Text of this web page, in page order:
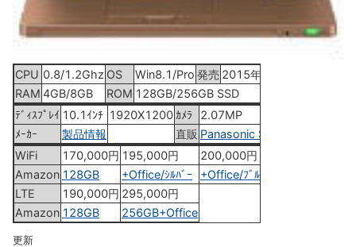
CPU 0.8/1.2Ghz OS Win8.1/Pro 発売 2015年6月12日
RAM 4GB/8GB ROM 128GB/256GB SSD
ﾃﾞｨｽﾌﾟﾚｲ 10.1ｲﾝﾁ 1920X1200 ｶﾒﾗ
2.07MP
ﾒｰｶｰ
製品情報 直販 Panasonic Store
WiFi
170,000円 195,000円 200,000円
Amazon 128GB +Office/ｼﾙﾊﾞｰ +Office/ﾌﾞﾙｰ
LTE
190,000円 295,000円
Amazon 128GB 256GB+Office
更新